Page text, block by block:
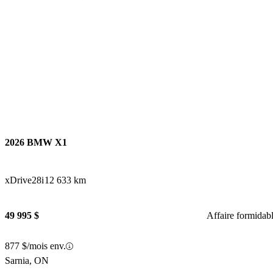
2026 BMW X1
xDrive28i12 633 km
49 995 $ Affaire
877 $/mois env.
Sarnia, ON